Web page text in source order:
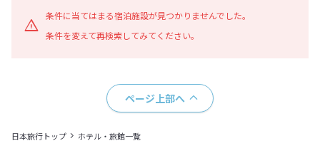
条件に当てはまる宿泊施設が見つかりませんでした。
条件を変えて再検索してみてください。
ページ上部へ
日本旅行トップ ホテル・旅館一覧